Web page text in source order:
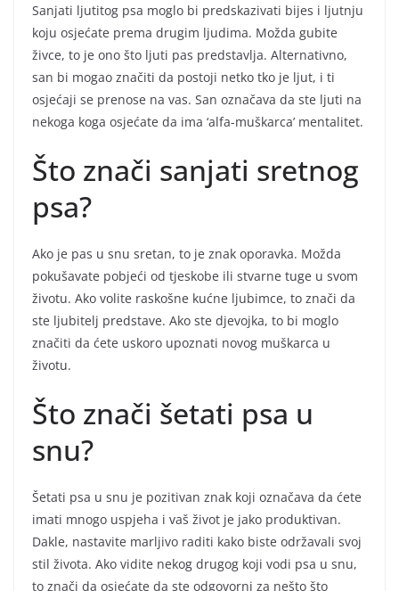
Sanjati ljutitog psa moglo bi predskazivati bijes i ljutnju
koju osjećate prema drugim ljudima. Možda gubite
živce, to je ono što ljuti pas predstavlja. Alternativno,
san bi mogao značiti da postoji netko tko je ljut, i ti
osjećaji se prenose na vas. San označava da ste ljuti na
nekoga koga osjećate da ima ‘alfa-muškarca’ mentalitet.
Što znači sanjati sretnog
psa?
Ako je pas u snu sretan, to je znak oporavka. Možda
pokušavate pobjeći od tjeskobe ili stvarne tuge u svom
životu. Ako volite raskošne kućne ljubimce, to znači da
ste ljubitelj predstave. Ako ste djevojka, to bi moglo
značiti da ćete uskoro upoznati novog muškarca u
životu.
Što znači šetati psa u
snu?
Šetati psa u snu je pozitivan znak koji označava da ćete
imati mnogo uspjeha i vaš život je jako produktivan.
Dakle, nastavite marljivo raditi kako biste održavali svoj
stil života. Ako vidite nekog drugog koji vodi psa u snu,
to znači da osjećate da ste odgovorni za nešto što